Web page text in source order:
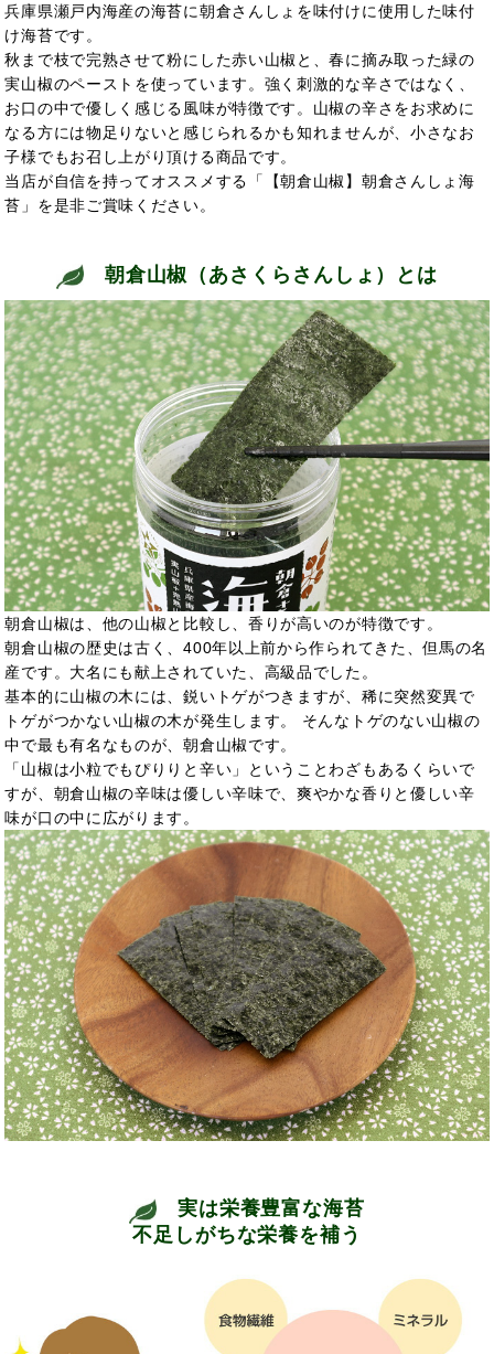
兵庫県瀬戸内海産の海苔に朝倉さんしょを味付けに使用した味付
け海苔です。
秋まで枝で完熟させて粉にした赤い山椒と、春に摘み取った緑の
実山椒のペーストを使っています。強く刺激的な辛さではなく、
お口の中で優しく感じる風味が特徴です。山椒の辛さをお求めに
なる方には物足りないと感じられるかも知れませんが、小さなお
子様でもお召し上がり頂ける商品です。
当店が自信を持ってオススメする「【朝倉山椒】朝倉さんしょ海
苔」を是非ご賞味ください。
朝倉山椒（あさくらさんしょ）とは
朝倉山椒は、他の山椒と比較し、香りが高いのが特徴です。
朝倉山椒の歴史は古く、400年以上前から作られてきた、但馬の名
産です。大名にも献上されていた、高級品でした。
基本的に山椒の木には、鋭いトゲがつきますが、稀に突然変異で
トゲがつかない山椒の木が発生します。 そんなトゲのない山椒の
中で最も有名なものが、朝倉山椒です。
「山椒は小粒でもぴりりと辛い」ということわざもあるくらいで
すが、朝倉山椒の辛味は優しい辛味で、爽やかな香りと優しい辛
味が口の中に広がります。
実は栄養豊富な海苔
不足しがちな栄養を補う